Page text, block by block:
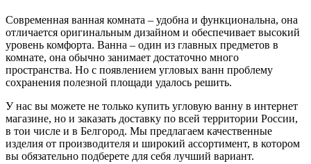
Современная ванная комната – удобна и функциональна, она
отличается оригинальным дизайном и обеспечивает высокий
уровень комфорта. Ванна – один из главных предметов в
комнате, она обычно занимает достаточно много
пространства. Но с появлением угловых ванн проблему
сохранения полезной площади удалось решить.
У нас вы можете не только купить угловую ванну в интернет
магазине, но и заказать доставку по всей территории России,
в тои числе и в Белгород. Мы предлагаем качественные
изделия от производителя и широкий ассортимент, в котором
вы обязательно подберете для себя лучший вариант.